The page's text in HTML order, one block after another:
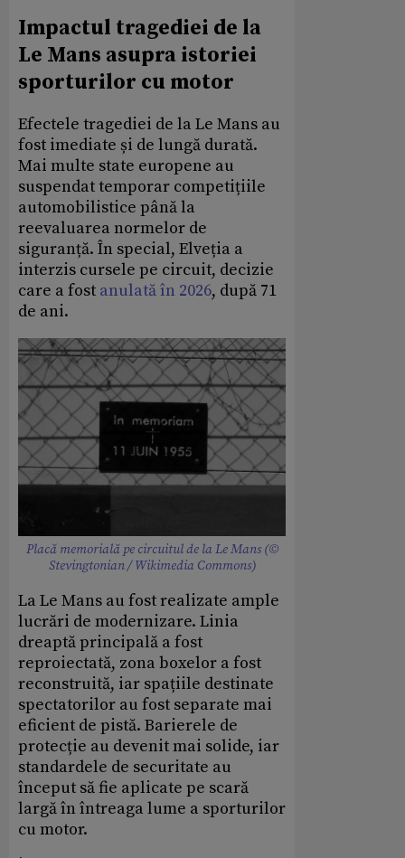
Impactul tragediei de la
Le Mans asupra istoriei
sporturilor cu motor
Efectele tragediei de la Le Mans au
fost imediate și de lungă durată.
Mai multe state europene au
suspendat temporar competițiile
automobilistice până la
reevaluarea normelor de
siguranță. În special, Elveția a
interzis cursele pe circuit, decizie
care a fost anulată în 2026, după 71
de ani.
Placă memorială pe circuitul de la Le Mans (©
Stevingtonian / Wikimedia Commons)
La Le Mans au fost realizate ample
lucrări de modernizare. Linia
dreaptă principală a fost
reproiectată, zona boxelor a fost
reconstruită, iar spațiile destinate
spectatorilor au fost separate mai
eficient de pistă. Barierele de
protecție au devenit mai solide, iar
standardele de securitate au
început să fie aplicate pe scară
largă în întreaga lume a sporturilor
cu motor.